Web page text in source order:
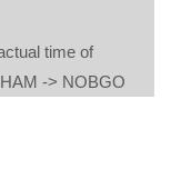
time of
-> NOBGO